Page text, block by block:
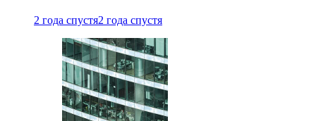
2 года спустя2 года спустя